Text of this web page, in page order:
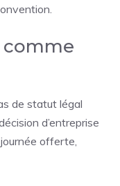
comme
de statut légal
d’entreprise
offerte,